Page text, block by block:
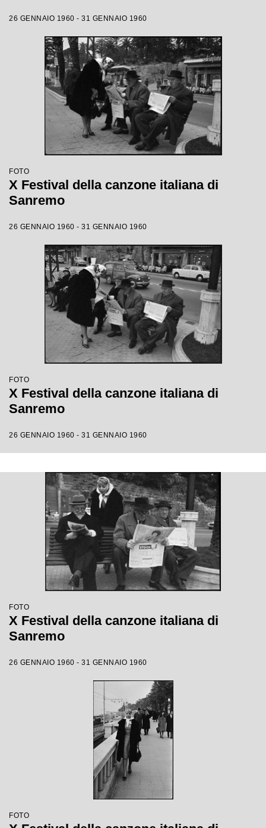
26 GENNAIO 1960 - 31 GENNAIO 1960
FOTO
X Festival della canzone italiana di
Sanremo
26 GENNAIO 1960 - 31 GENNAIO 1960
FOTO
X Festival della canzone italiana di
Sanremo
26 GENNAIO 1960 - 31 GENNAIO 1960
FOTO
X Festival della canzone italiana di
Sanremo
26 GENNAIO 1960 - 31 GENNAIO 1960
FOTO